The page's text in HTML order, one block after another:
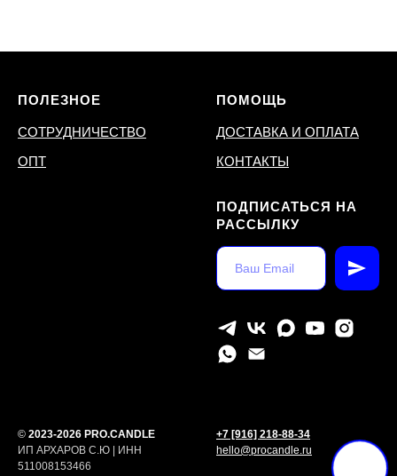
ПОЛЕЗНОЕ
СОТРУДНИЧЕСТВО
ОПТ
ПОМОЩЬ
ДОСТАВКА И ОПЛАТА
КОНТАКТЫ
ПОДПИСАТЬСЯ НА
РАССЫЛКУ
© 2023-2026 PRO.CANDLE
ИП АРХАРОВ С.Ю | ИНН
511008153466
+7 [916] 218-88-34
hello@procandle.ru